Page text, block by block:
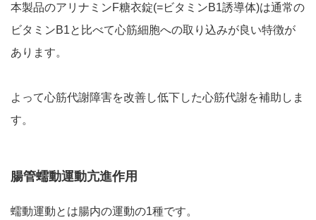
本製品のアリナミンF糖衣錠(=ビタミンB1誘導体)は通常の
ビタミンB1と比べて心筋細胞への取り込みが良い特徴が
あります。
よって心筋代謝障害を改善し低下した心筋代謝を補助しま
す。
腸管蠕動運動亢進作用
蠕動運動とは腸内の運動の1種です。